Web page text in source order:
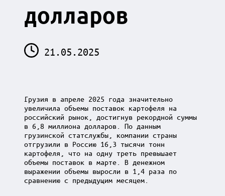
долларов
21.05.2025
Грузия в апреле 2025 года значительно
увеличила объемы поставок картофеля на
российский рынок, достигнув рекордной суммы
в 6,8 миллиона долларов. По данным
грузинской статслужбы, компании страны
отгрузили в Россию 16,3 тысячи тонн
картофеля, что на одну треть превышает
объемы поставок в марте. В денежном
выражении объемы выросли в 1,4 раза по
сравнению с предыдущим месяцем.